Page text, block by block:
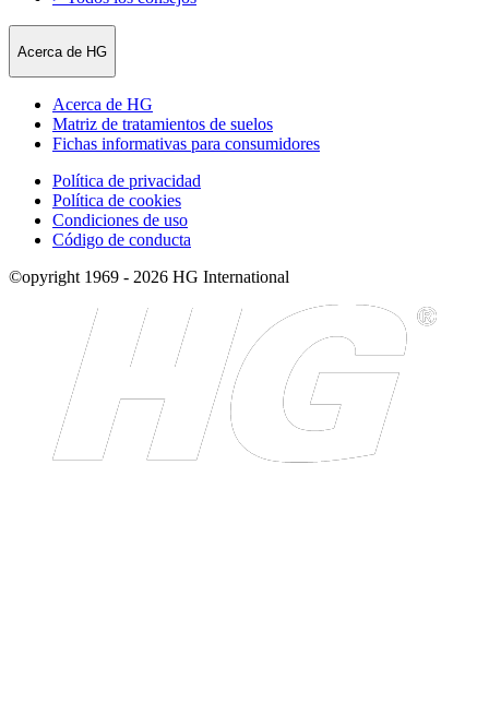
Acerca de HG
Acerca de HG
Matriz de tratamientos de suelos
Fichas informativas para consumidores
Política de privacidad
Política de cookies
Condiciones de uso
Código de conducta
©opyright 1969 - 2026 HG International